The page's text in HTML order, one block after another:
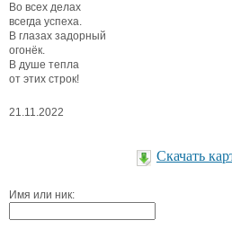
Во всех делах
всегда успеха.
В глазах задорный
огонёк.
В душе тепла
от этих строк!
21.11.2022
Скачать
Имя или ник: